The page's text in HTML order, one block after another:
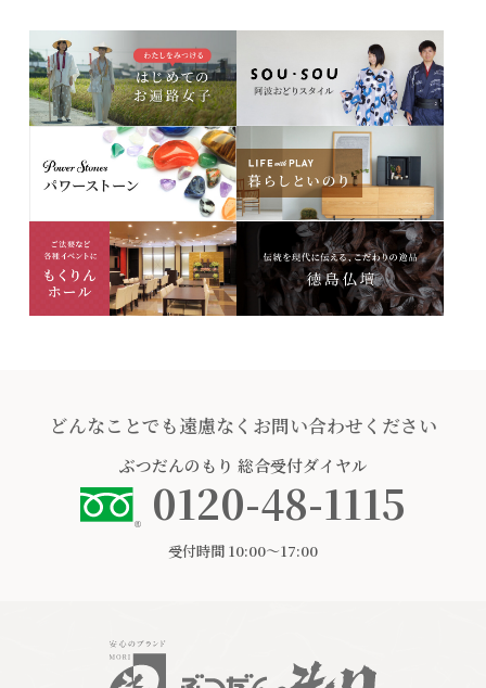
どんなことでも遠慮なくお問い合わせください
ぶつだんのもり 総合受付ダイヤル
0120-48-1115
受付時間 10:00〜17:00